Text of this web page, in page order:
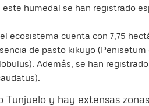
humedal se han registrado
el ecosistema cuenta con 7,75
de pasto kikuyo (Penisetum
Además, se han
Tunjuelo y hay extensas